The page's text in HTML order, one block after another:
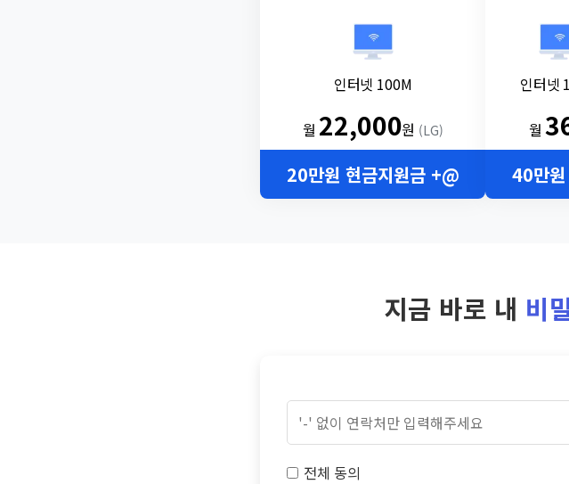
인터넷 100M
월 22,000원 (LG)
20만원 현금지원금 +@
인터넷
월
40만
지금 바로 내 비
전체 동의